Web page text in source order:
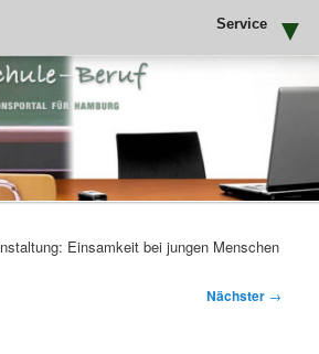
Beruf
Einsamkeit bei jungen Menschen
Nächster →
Service